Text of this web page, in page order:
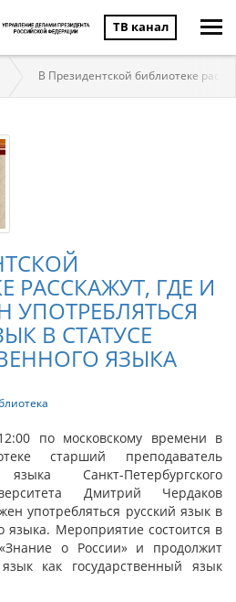
ТВ канал
В Президентской библиотеке
РАССКАЖУТ, ГДЕ И
УПОТРЕБЛЯТЬСЯ
В СТАТУСЕ
ЯЗЫКА
по московскому времени в
старший преподаватель
Санкт-Петербургского
Дмитрий Чердаков
употребляться русский язык в
языка. Мероприятие состоится в
о России» и продолжит
как государственный язык